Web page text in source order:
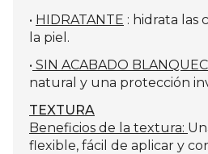
• HIDRATANTE : hidrata las
la piel.
• SIN ACABADO
natural y una protección
TEXTURA
Beneficios de la textura:
flexible, fácil de aplicar y